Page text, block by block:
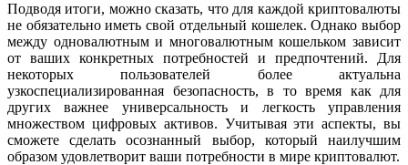
Подводя итоги, можно сказать, что для каждой криптовалюты
не обязательно иметь свой отдельный кошелек. Однако выбор
между одновалютным и многовалютным кошельком зависит
от ваших конкретных потребностей и предпочтений. Для
некоторых пользователей более актуальна
узкоспециализированная безопасность, в то время как для
других важнее универсальность и легкость управления
множеством цифровых активов. Учитывая эти аспекты, вы
сможете сделать осознанный выбор, который наилучшим
образом удовлетворит ваши потребности в мире криптовалют.